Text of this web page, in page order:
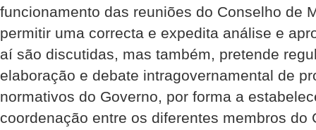
funcionamento das reuniões do Conselho de
permitir uma correcta e expedita análise e
aí são discutidas, mas também, pretende
elaboração e debate intragovernamental de
normativos do Governo, por forma a
coordenação entre os diferentes membros do